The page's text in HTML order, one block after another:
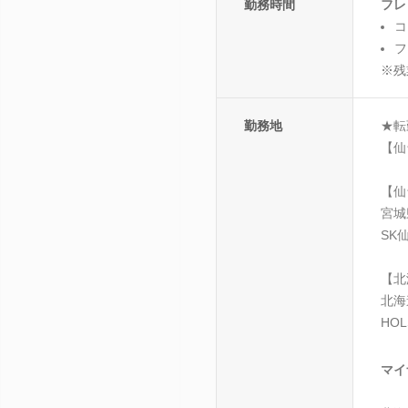
勤務時間
フ
※残
勤務地
★転
【
【
宮
SK
【
北
マ